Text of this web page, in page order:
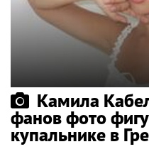
Камила
фанов фото
купальнике в